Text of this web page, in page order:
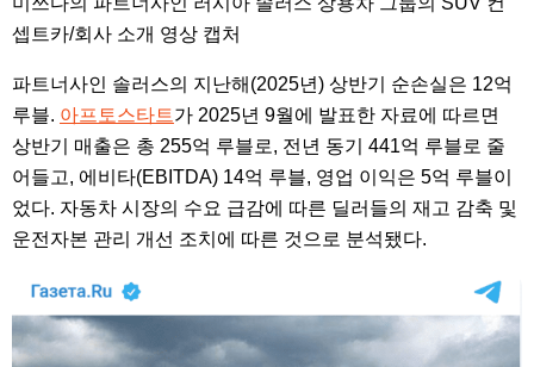
셉트카/회사 소개 영상 캡처
파트너사인 솔러스의 지난해(2025년) 상반기 순손실은 12억
루블. 아프토스타트가 2025년 9월에 발표한 자료에 따르면
상반기 매출은 총 255억 루블로, 전년 동기 441억 루블로 줄
어들고, 에비타(EBITDA) 14억 루블, 영업 이익은 5억 루블이
었다. 자동차 시장의 수요 급감에 따른 딜러들의 재고 감축 및
운전자본 관리 개선 조치에 따른 것으로 분석됐다.